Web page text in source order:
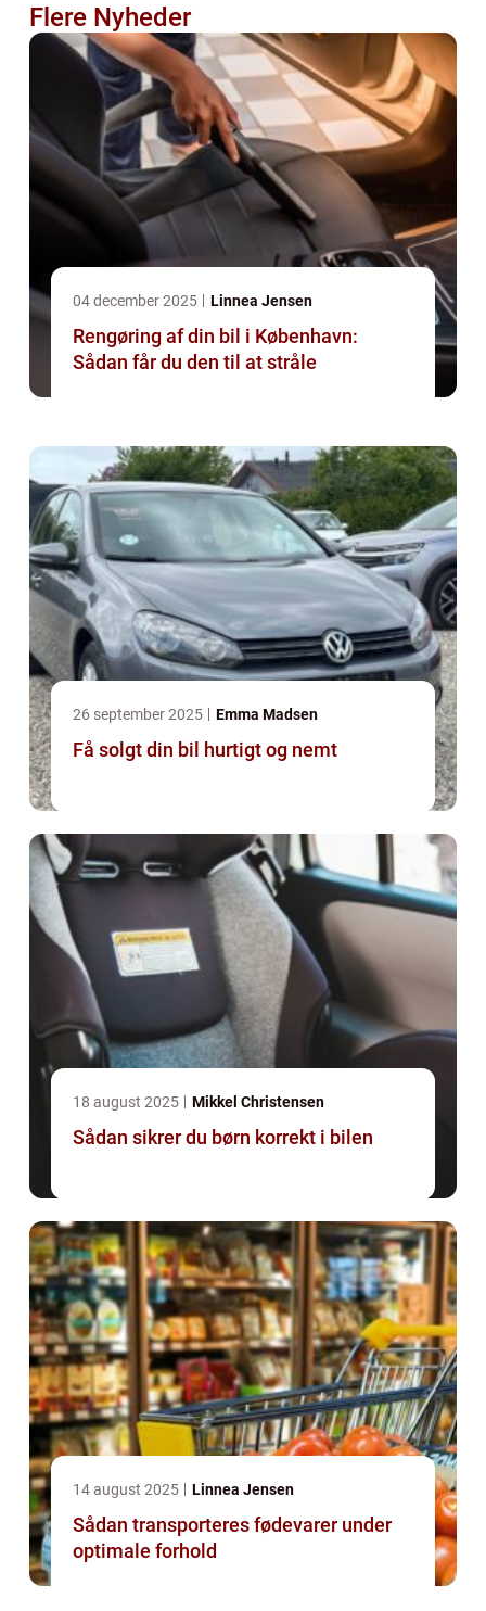
Flere Nyheder
04 december 2025 Linnea Jensen
Rengøring af din bil i København:
Sådan får du den til at stråle
26 september 2025 Emma Madsen
Få solgt din bil hurtigt og nemt
18 august 2025 Mikkel Christensen
Sådan sikrer du børn korrekt i bilen
14 august 2025 Linnea Jensen
Sådan transporteres fødevarer under
optimale forhold